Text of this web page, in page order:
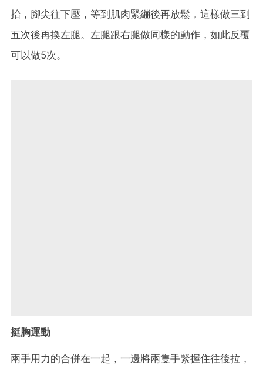
抬，腳尖往下壓，等到肌肉緊繃後再放鬆，這樣做三到
五次後再換左腿。左腿跟右腿做同樣的動作，如此反覆
可以做5次。
挺胸運動
兩手用力的合併在一起，一邊將兩隻手緊握住往後拉，